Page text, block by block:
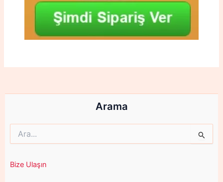
Arama
for:
Bize Ulaşın